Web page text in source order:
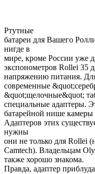
Ртутные
батареи для Вашего
нигде в
мире, кроме России уже
экспонометров Rollei 35
напряжению питания.
современные
&quot;щелочные&quot;
специальные адаптеры.
батарейной нише камеры
Адаптеров этих
нужны
они не только для Rollei
Camtech). Владельцам
также хорошо знакома.
Правда, адаптер